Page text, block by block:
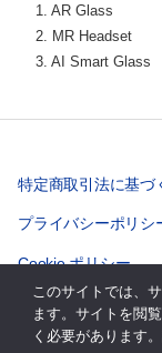
    1. AR Glass
    2. MR Headset
    3. AI Smart Glass
特定商取引法に基づ
プライバシーポリシ
Cookie ポリシー
このサイトでは、
ます。サイトを閲
く必要があります